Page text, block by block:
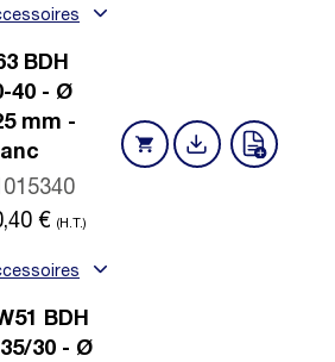
BDH
40 - Ø
mm -
€ (H.T.)
BDH
30 - Ø